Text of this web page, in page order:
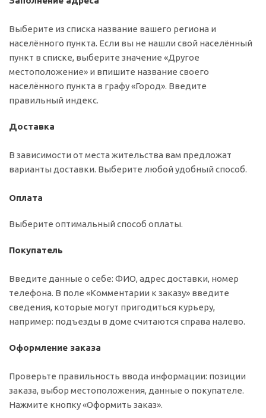
Выберите из списка название вашего региона и
населённого пункта. Если вы не нашли свой населённый
пункт в списке, выберите значение «Другое
местоположение» и впишите название своего
населённого пункта в графу «Город». Введите
правильный индекс.
Доставка
В зависимости от места жительства вам предложат
варианты доставки. Выберите любой удобный способ.
Оплата
Выберите оптимальный способ оплаты.
Покупатель
Введите данные о себе: ФИО, адрес доставки, номер
телефона. В поле «Комментарии к заказу» введите
сведения, которые могут пригодиться курьеру,
например: подъезды в доме считаются справа налево.
Оформление заказа
Проверьте правильность ввода информации: позиции
заказа, выбор местоположения, данные о покупателе.
Нажмите кнопку «Оформить заказ».